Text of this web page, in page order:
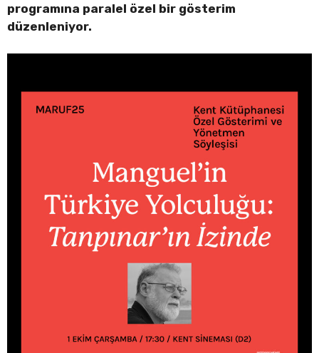
programına paralel özel bir gösterim
düzenleniyor.